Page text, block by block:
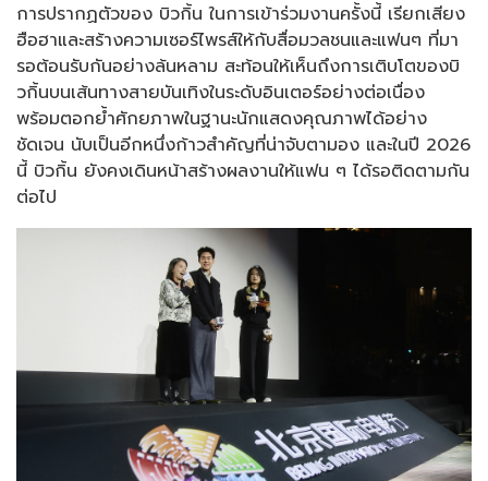
การปรากฏตัวของ บิวกิ้น ในการเข้าร่วมงานครั้งนี้ เรียกเสียง
ฮือฮาและสร้างความเซอร์ไพรส์ให้กับสื่อมวลชนและแฟนๆ ที่มา
รอต้อนรับกันอย่างล้นหลาม สะท้อนให้เห็นถึงการเติบโตของบิ
วกิ้นบนเส้นทางสายบันเทิงในระดับอินเตอร์อย่างต่อเนื่อง
พร้อมตอกย้ำศักยภาพในฐานะนักแสดงคุณภาพได้อย่าง
ชัดเจน นับเป็นอีกหนึ่งก้าวสำคัญที่น่าจับตามอง และในปี 2026
นี้ บิวกิ้น ยังคงเดินหน้าสร้างผลงานให้แฟน ๆ ได้รอติดตามกัน
ต่อไป